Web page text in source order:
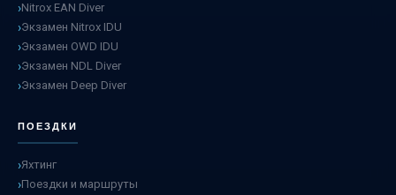
Nitrox EAN Diver
Экзамен Nitrox IDU
Экзамен OWD IDU
Экзамен NDL Diver
Экзамен Deep Diver
ПОЕЗДКИ
Яхтинг
Поездки и маршруты